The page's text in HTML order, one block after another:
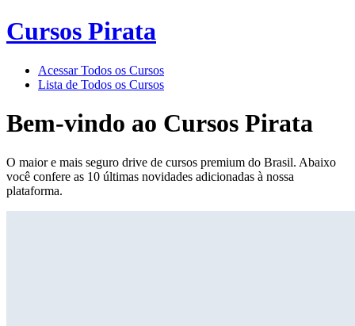
Cursos Pirata
Acessar Todos os Cursos
Lista de Todos os Cursos
Bem-vindo ao Cursos Pirata
O maior e mais seguro drive de cursos premium do Brasil. Abaixo
você confere as 10 últimas novidades adicionadas à nossa
plataforma.